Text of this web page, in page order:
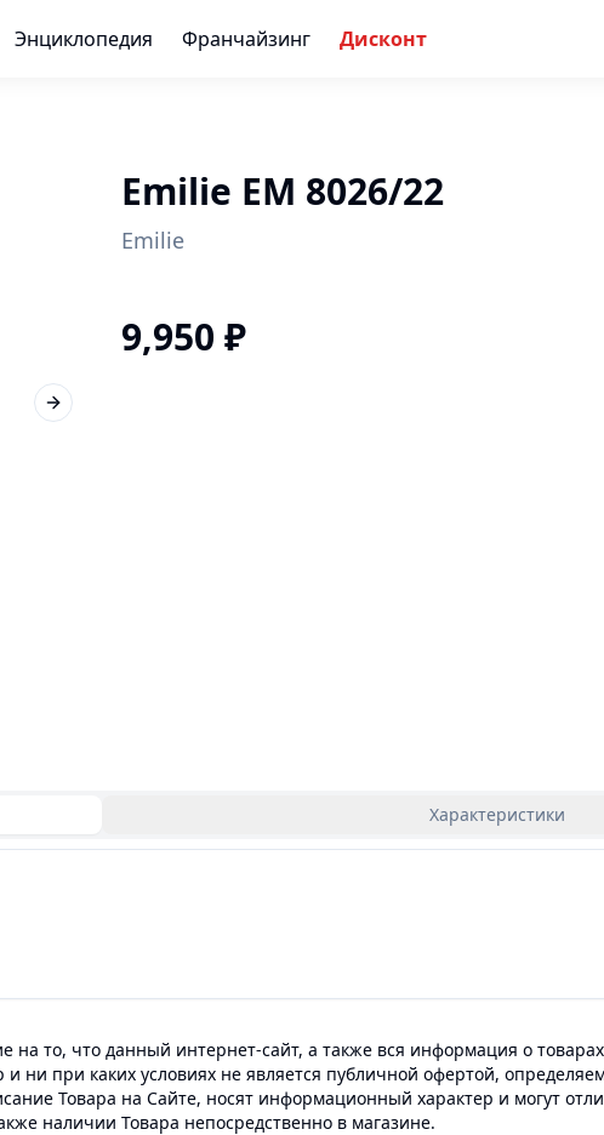
Энциклопедия Франчайзинг Дисконт
Next slide
Emilie EM 8026/22
Emilie
9,950 ₽
Характеристики
то, что данный интернет-сайт, а также вся информация о
при каких условиях не является публичной офертой,
Товара на Сайте, носят информационный характер и могут
наличии Товара непосредственно в магазине.